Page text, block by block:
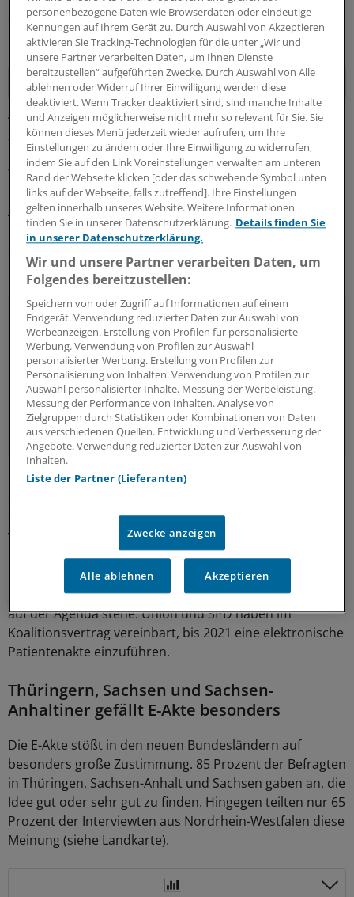
drei von vier Befragten einen Datentresor für
Gesundheitsinformationen für eine gute Idee.
43 Prozent der Erwachsenen zwischen 18 und 70 Jahren
zeigten sich zudem überzeugt, dass sie sich in Sachen
Gesundheit gut oder sehr gut auskennen. Gut drei
Viertel informieren sich digital über Gesundheit.
Allerdings: Von denen, für die das Internet keine
relevante Quelle ist, fällt es drei Vierteln (76 Prozent)
schwer, seriöse von unseriösen Quellen zu
unterscheiden.
Weitere Ergebnisse:
69 Prozent fehlt es an Vertrauen in Online-
Informationen
42 Prozent haben Angst vor Panikmache
33 Prozent haben Datenschutz-Bedenken.
"Derzeit haben wir völlig überholte, analoge Strukturen,
eigenen Daten heranzukommen", sagt Dr. Jens Baas,
Vorstandsvorsitzender der TK in einer Pressemitteilung.
Umso mehr freue es ihn, dass das Thema Digitalisierung
jetzt auch im Bundesgesundheitsministerium ganz oben
auf der Agenda stehe. Union und SPD haben im
Koalitionsvertrag vereinbart, bis 2021 eine elektronische
Patientenakte einzuführen.
Thüringern, Sachsen und Sachsen-
Anhaltiner gefällt E-Akte besonders
Die E-Akte stößt in den neuen Bundesländern auf
besonders große Zustimmung. 85 Prozent der Befragten
in Thüringen, Sachsen-Anhalt und Sachsen gaben an, die
Idee gut oder sehr gut zu finden. Hingegen teilten nur 65
Prozent der Interviewten aus Nordrhein-Westfalen diese
Meinung (siehe Landkarte).
personenbezogene Daten wie Browserdaten oder eindeutige
Kennungen auf Ihrem Gerät zu. Durch Auswahl von Akzeptieren
aktivieren Sie Tracking-Technologien für die unter „Wir und
unsere Partner verarbeiten Daten, um Ihnen Dienste
bereitzustellen“ aufgeführten Zwecke. Durch Auswahl von Alle
ablehnen oder Widerruf Ihrer Einwilligung werden diese
deaktiviert. Wenn Tracker deaktiviert sind, sind manche Inhalte
und Anzeigen möglicherweise nicht mehr so relevant für Sie. Sie
können dieses Menü jederzeit wieder aufrufen, um Ihre
Einstellungen zu ändern oder Ihre Einwilligung zu widerrufen,
indem Sie auf den Link Voreinstellungen verwalten am unteren
Rand der Webseite klicken [oder das schwebende Symbol unten
links auf der Webseite, falls zutreffend]. Ihre Einstellungen
gelten innerhalb unseres Website. Weitere Informationen
finden Sie in unserer Datenschutzerklärung. Details finden Sie
in unserer Datenschutzerklärung.
Wir und unsere Partner verarbeiten Daten, um
Folgendes bereitzustellen:
Speichern von oder Zugriff auf Informationen auf einem
Endgerät. Verwendung reduzierter Daten zur Auswahl von
Werbeanzeigen. Erstellung von Profilen für personalisierte
Werbung. Verwendung von Profilen zur Auswahl
personalisierter Werbung. Erstellung von Profilen zur
Personalisierung von Inhalten. Verwendung von Profilen zur
Auswahl personalisierter Inhalte. Messung der Werbeleistung.
Messung der Performance von Inhalten. Analyse von
Zielgruppen durch Statistiken oder Kombinationen von Daten
aus verschiedenen Quellen. Entwicklung und Verbesserung der
Angebote. Verwendung reduzierter Daten zur Auswahl von
Inhalten.
Liste der Partner (Lieferanten)
Zwecke anzeigen
Alle ablehnen Akzeptieren